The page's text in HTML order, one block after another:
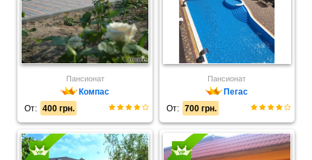
Пансионат
Компас
От:
400 грн.
Пансионат
Пегас
От:
700 грн.